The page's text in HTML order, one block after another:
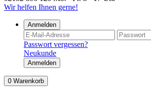
Wir helfen Ihnen gerne!
Anmelden
Passwort vergessen?
Neukunde
Anmelden
0 Warenkorb